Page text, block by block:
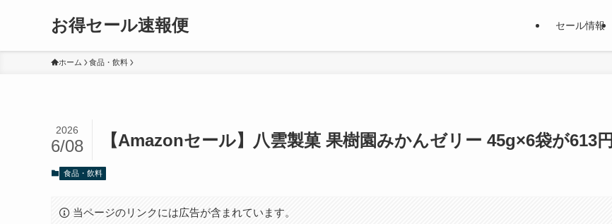
お得セール速報便 セール情報
ホーム 食品・飲料
【Amazonセール】八雲製菓 果樹園みかんゼリー 45g×6袋が613円
2026
6/08
食品・飲料
当ページのリンクには広告が含まれています。